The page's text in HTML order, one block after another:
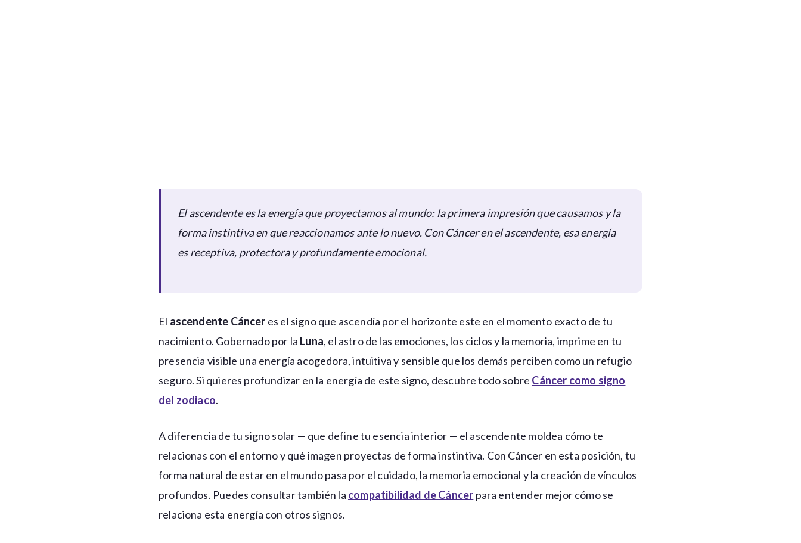
El ascendente es la energía que proyectamos al mundo: la primera impresión que causamos y la
forma instintiva en que reaccionamos ante lo nuevo. Con Cáncer en el ascendente, esa energía
es receptiva, protectora y profundamente emocional.
El ascendente Cáncer es el signo que ascendía por el horizonte este en el momento exacto de tu
nacimiento. Gobernado por la Luna, el astro de las emociones, los ciclos y la memoria, imprime en tu
presencia visible una energía acogedora, intuitiva y sensible que los demás perciben como un refugio
seguro. Si quieres profundizar en la energía de este signo, descubre todo sobre Cáncer como signo
del zodiaco.
A diferencia de tu signo solar — que define tu esencia interior — el ascendente moldea cómo te
relacionas con el entorno y qué imagen proyectas de forma instintiva. Con Cáncer en esta posición, tu
forma natural de estar en el mundo pasa por el cuidado, la memoria emocional y la creación de vínculos
profundos. Puedes consultar también la compatibilidad de Cáncer para entender mejor cómo se
relaciona esta energía con otros signos.